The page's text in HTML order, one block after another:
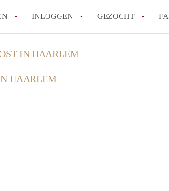
INLOGGEN GEZOCHT
How to translate KamerHaarlem!
IN HAARLEM
HAARLEM